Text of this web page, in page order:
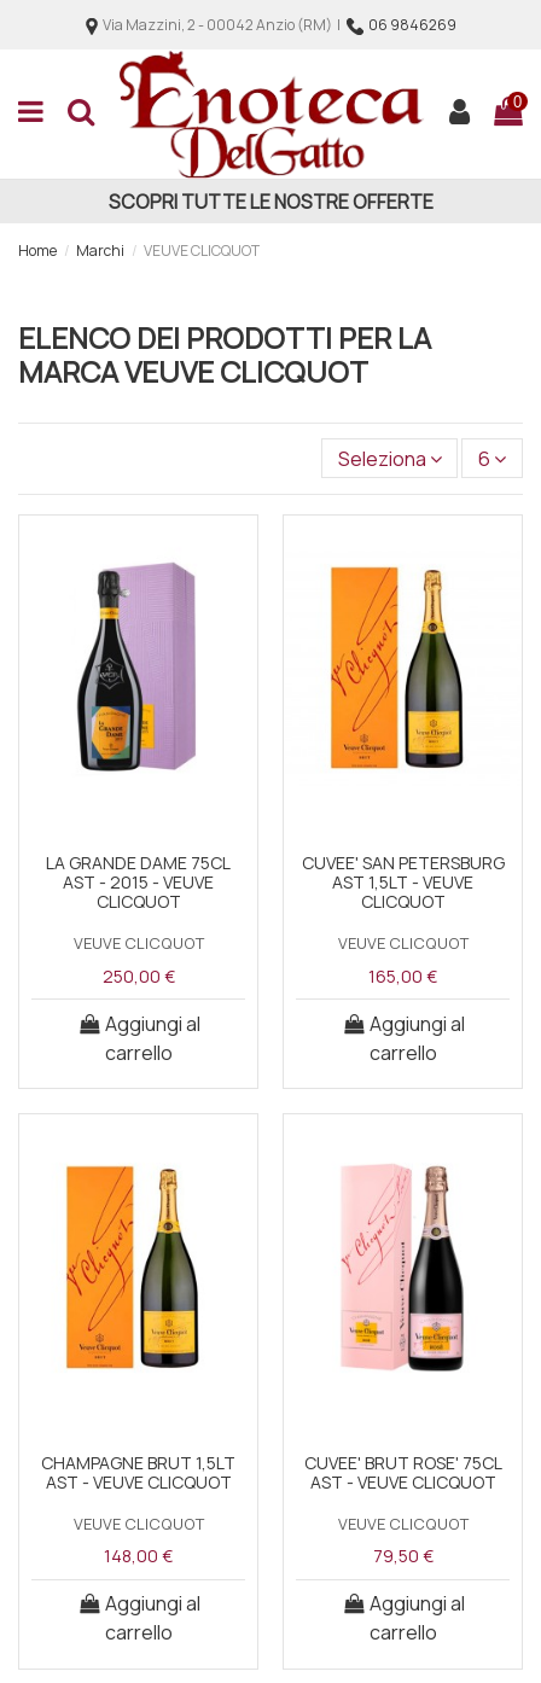
Via Mazzini, 2 - 00042 Anzio (RM) | 06 9846269
0
SCOPRI TUTTE LE NOSTRE OFFERTE
Home Marchi VEUVE CLICQUOT
ELENCO DEI PRODOTTI PER LA
MARCA VEUVE CLICQUOT
Seleziona 6
LA GRANDE DAME 75CL
AST - 2015 - VEUVE
CLICQUOT
VEUVE CLICQUOT
250,00 €
Aggiungi al
carrello
CUVEE' SAN PETERSBURG
AST 1,5LT - VEUVE
CLICQUOT
VEUVE CLICQUOT
165,00 €
Aggiungi al
carrello
CHAMPAGNE BRUT 1,5LT
AST - VEUVE CLICQUOT
VEUVE CLICQUOT
148,00 €
Aggiungi al
carrello
CUVEE' BRUT ROSE' 75CL
AST - VEUVE CLICQUOT
VEUVE CLICQUOT
79,50 €
Aggiungi al
carrello